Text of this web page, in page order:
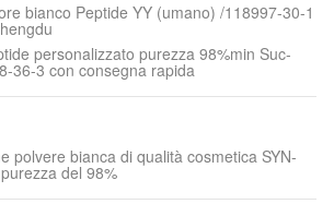
bianco Peptide YY (umano) /118997-30-1
personalizzato purezza 98%min Suc-
36-3 con consegna rapida
polvere bianca di qualità cosmetica SYN-
del 98%